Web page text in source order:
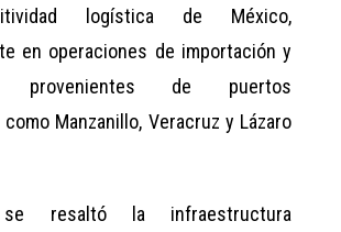
logística de México,
en operaciones de importación y
provenientes de puertos
Manzanillo, Veracruz y Lázaro
se resaltó la infraestructura